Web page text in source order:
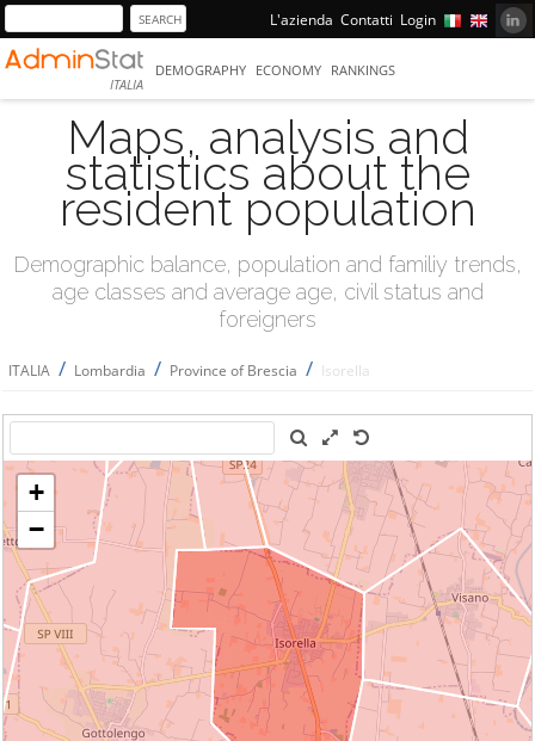
L'azienda Contatti Login
ITALIA
DEMOGRAPHY ECONOMY RANKINGS
Maps, analysis and
statistics about the
resident population
Demographic balance, population and familiy trends,
age classes and average age, civil status and
foreigners
ITALIA / Lombardia / Province of Brescia / Isorella